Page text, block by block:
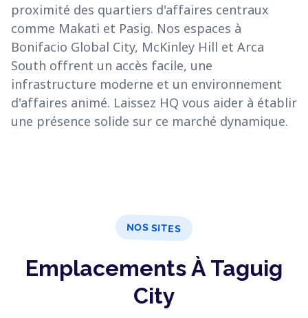
proximité des quartiers d'affaires centraux
comme Makati et Pasig. Nos espaces à
Bonifacio Global City, McKinley Hill et Arca
South offrent un accès facile, une
infrastructure moderne et un environnement
d'affaires animé. Laissez HQ vous aider à établir
une présence solide sur ce marché dynamique.
NOS SITES
Emplacements À Taguig
City